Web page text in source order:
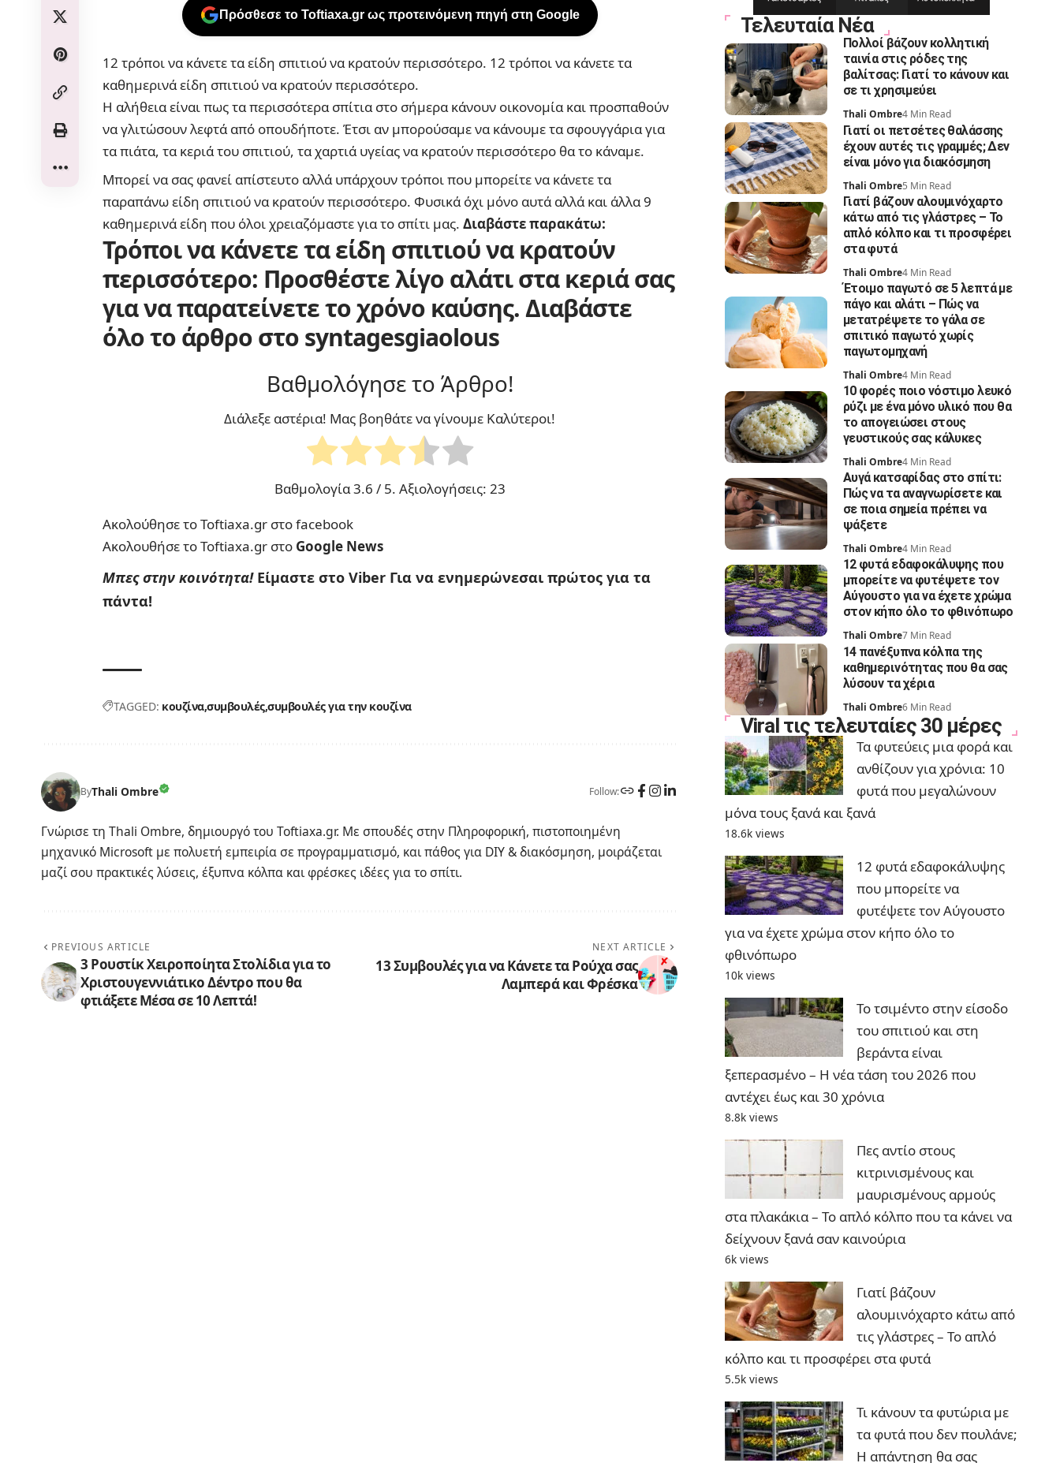
Πρόσθεσε το Toftiaxa.gr ως προτεινόμενη πηγή στη Google
12 τρόποι να κάνετε τα είδη σπιτιού να κρατούν περισσότερο. 12 τρόποι να κάνετε τα
καθημερινά είδη σπιτιού να κρατούν περισσότερο.
Η αλήθεια είναι πως τα περισσότερα σπίτια στο σήμερα κάνουν οικονομία και προσπαθούν
να γλιτώσουν λεφτά από οπουδήποτε. Έτσι αν μπορούσαμε να κάνουμε τα σφουγγάρια για
τα πιάτα, τα κεριά του σπιτιού, τα χαρτιά υγείας να κρατούν περισσότερο θα το κάναμε.
Μπορεί να σας φανεί απίστευτο αλλά υπάρχουν τρόποι που μπορείτε να κάνετε τα
παραπάνω είδη σπιτιού να κρατούν περισσότερο. Φυσικά όχι μόνο αυτά αλλά και άλλα 9
καθημερινά είδη που όλοι χρειαζόμαστε για το σπίτι μας. Διαβάστε παρακάτω:
Τρόποι να κάνετε τα είδη σπιτιού να κρατούν
περισσότερο: Προσθέστε λίγο αλάτι στα κεριά σας
για να παρατείνετε το χρόνο καύσης. Διαβάστε
όλο το άρθρο στοsyntagesgiaolous
Βαθμολόγησε το Άρθρο!
Διάλεξε αστέρια! Μας βοηθάτε να γίνουμε Καλύτεροι!
Βαθμολογία3.6 / 5. Αξιολογήσεις: 23
Ακολούθησε το Toftiaxa.gr στοfacebook
Ακολουθήσε το Toftiaxa.gr στο Google News
Μπες στην κοινότητα! Είμαστε στο Viber Για να ενημερώνεσαι πρώτος για τα
πάντα!
TAGGED: κουζίνασυμβουλέςσυμβουλές για την κουζίνα
ByThali Ombre Follow:
Γνώρισε τη Thali Ombre, δημιουργό του Toftiaxa.gr. Με σπουδές στην Πληροφορική, πιστοποιημένη
μηχανικό Microsoft με πολυετή εμπειρία σε προγραμματισμό, και πάθος για DIY & διακόσμηση, μοιράζεται
μαζί σου πρακτικές λύσεις, έξυπνα κόλπα και φρέσκες ιδέες για το σπίτι.
PREVIOUS ARTICLE
3 Ρουστίκ Χειροποίητα Στολίδια για το
Χριστουγεννιάτικο Δέντρο που θα
φτιάξετε Μέσα σε 10 Λεπτά!
NEXT ARTICLE
13 Συμβουλές για να Κάνετε τα Ρούχα σας
Λαμπερά και Φρέσκα
Τελευταία Νέα
Πολλοί βάζουν κολλητική
ταινία στις ρόδες της
βαλίτσας: Γιατί το κάνουν και
σε τι χρησιμεύει
Thali Ombre4 Min Read
Γιατί οι πετσέτες θαλάσσης
έχουν αυτές τις γραμμές; Δεν
είναι μόνο για διακόσμηση
Thali Ombre5 Min Read
Γιατί βάζουν αλουμινόχαρτο
κάτω από τις γλάστρες – Το
απλό κόλπο και τι προσφέρει
στα φυτά
Thali Ombre4 Min Read
Έτοιμο παγωτό σε 5 λεπτά με
πάγο και αλάτι – Πώς να
μετατρέψετε το γάλα σε
σπιτικό παγωτό χωρίς
παγωτομηχανή
Thali Ombre4 Min Read
10 φορές ποιο νόστιμο λευκό
ρύζι με ένα μόνο υλικό που θα
το απογειώσει στους
γευστικούς σας κάλυκες
Thali Ombre4 Min Read
Αυγά κατσαρίδας στο σπίτι:
Πώς να τα αναγνωρίσετε και
σε ποια σημεία πρέπει να
ψάξετε
Thali Ombre4 Min Read
12 φυτά εδαφοκάλυψης που
μπορείτε να φυτέψετε τον
Αύγουστο για να έχετε χρώμα
στον κήπο όλο το φθινόπωρο
Thali Ombre7 Min Read
14 πανέξυπνα κόλπα της
καθημερινότητας που θα σας
λύσουν τα χέρια
Thali Ombre6 Min Read
Viral τις τελευταίες 30 μέρες
Τα φυτεύεις μια φορά και
ανθίζουν για χρόνια: 10
φυτά που μεγαλώνουν
μόνα τους ξανά και ξανά
18.6k views
12 φυτά εδαφοκάλυψης
που μπορείτε να
φυτέψετε τον Αύγουστο
για να έχετε χρώμα στον κήπο όλο το
φθινόπωρο
10k views
Το τσιμέντο στην είσοδο
του σπιτιού και στη
βεράντα είναι
ξεπερασμένο – Η νέα τάση του 2026 που
αντέχει έως και 30 χρόνια
8.8k views
Πες αντίο στους
κιτρινισμένους και
μαυρισμένους αρμούς
στα πλακάκια – Το απλό κόλπο που τα κάνει να
δείχνουν ξανά σαν καινούρια
6k views
Γιατί βάζουν
αλουμινόχαρτο κάτω από
τις γλάστρες – Το απλό
κόλπο και τι προσφέρει στα φυτά
5.5k views
Τι κάνουν τα φυτώρια με
τα φυτά που δεν πουλάνε;
Η απάντηση θα σας